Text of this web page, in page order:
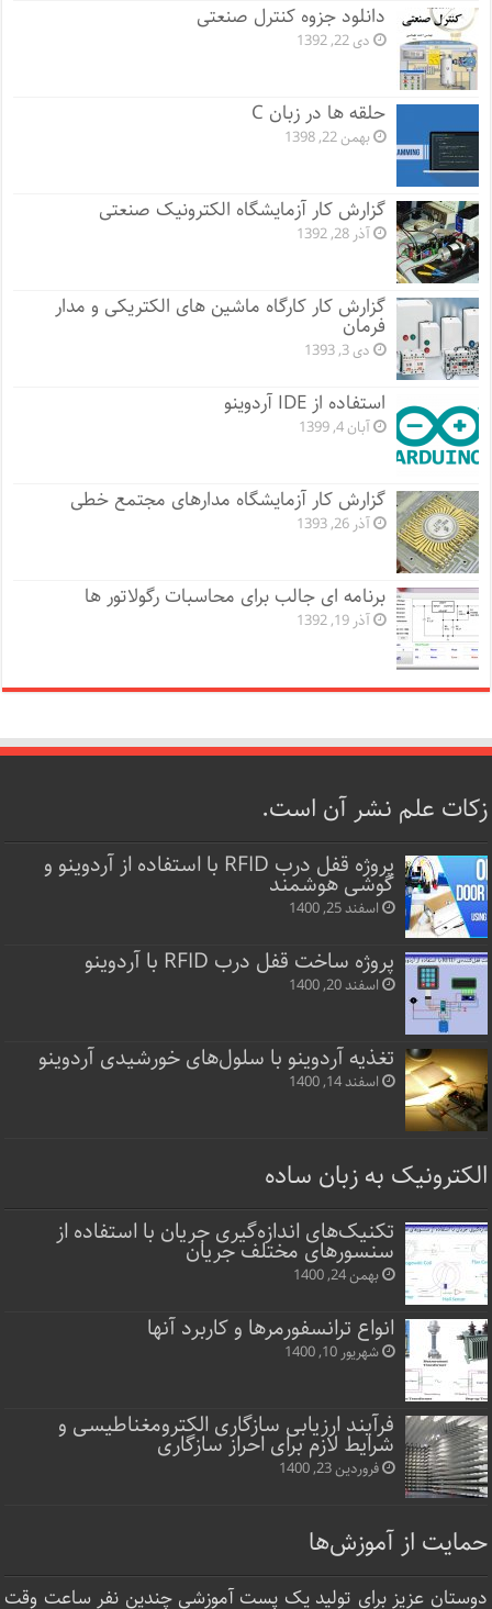
دانلود جزوه کنترل صنعتی
دی 22, 1392
حلقه ها در زبان C
بهمن 22, 1398
گزارش کار آزمایشگاه الکترونیک صنعتی
آذر 28, 1392
گزارش کار کارگاه ماشین های الکتریکی و مدار
فرمان
دی 3, 1393
استفاده از IDE آردوینو
آبان 4, 1399
گزارش کار آزمایشگاه مدارهای مجتمع خطی
آذر 26, 1393
برنامه ای جالب برای محاسبات رگولاتور ها
آذر 19, 1392
زکات علم نشر آن است.
پروژه قفل‌ درب RFID با استفاده از آردوینو و
گوشی هوشمند
اسفند 25, 1400
پروژه ساخت قفل‌ درب RFID با آردوینو
اسفند 20, 1400
تغذیه آردوینو با سلول‌های خورشیدی آردوینو
اسفند 14, 1400
الکترونیک به زبان ساده
تکنیک‌های اندازه‌گیری جریان با استفاده از
سنسورهای مختلف جریان
بهمن 24, 1400
انواع ترانسفورمرها و کاربرد آنها
شهریور 10, 1400
فرآیند ارزیابی سازگاری الکترومغناطیسی و
شرایط لازم برای احراز سازگاری
فروردین 23, 1400
حمایت از آموزش‌ها
دوستان عزیز برای تولید یک پست آموزشی چندین نفر ساعت‌ وقت